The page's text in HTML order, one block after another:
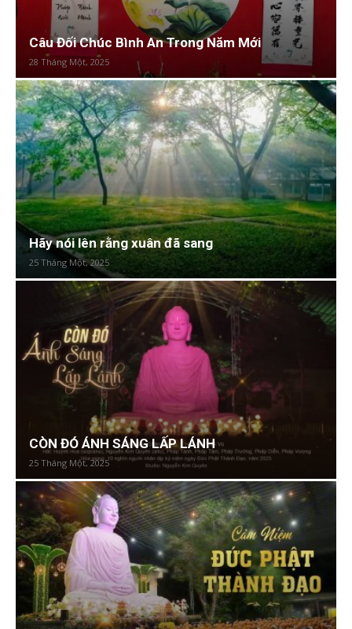
Câu Đối Chúc Bình An Trong Năm Mới
28 Tháng Một, 2025
Hãy nói lên rằng xuân đã sang
25 Tháng Một, 2025
CÒN ĐÓ ÁNH SÁNG LẤP LÁNH
25 Tháng Một, 2025